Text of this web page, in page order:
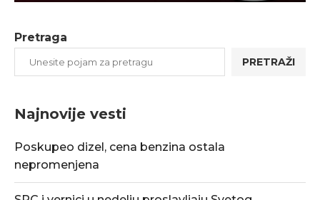
Pretraga
PRETRAŽI
Najnovije vesti
Poskupeo dizel, cena benzina ostala
nepromenjena